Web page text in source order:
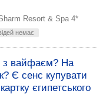
Resort & Spa 4*
немає
з вайфаєм? На
Є сенс купувати
єгипетського